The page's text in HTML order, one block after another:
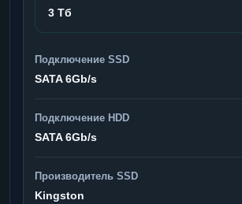
3 Тб
Подключение SSD
SATA 6Gb/s
Подключение HDD
SATA 6Gb/s
Производитель SSD
Kingston